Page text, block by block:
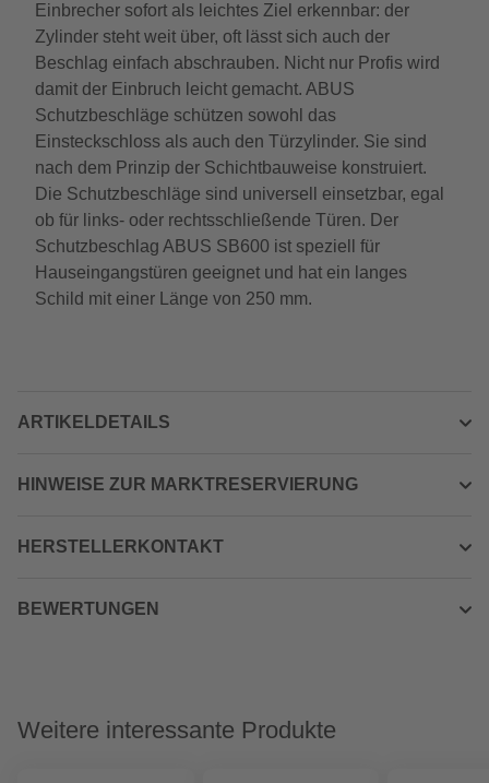
Einbrecher sofort als leichtes Ziel erkennbar: der
Zylinder steht weit über, oft lässt sich auch der
Beschlag einfach abschrauben. Nicht nur Profis wird
damit der Einbruch leicht gemacht. ABUS
Schutzbeschläge schützen sowohl das
Einsteckschloss als auch den Türzylinder. Sie sind
nach dem Prinzip der Schichtbauweise konstruiert.
Die Schutzbeschläge sind universell einsetzbar, egal
ob für links- oder rechtsschließende Türen. Der
Schutzbeschlag ABUS SB600 ist speziell für
Hauseingangstüren geeignet und hat ein langes
Schild mit einer Länge von 250 mm.
ARTIKELDETAILS
HINWEISE ZUR MARKTRESERVIERUNG
HERSTELLERKONTAKT
BEWERTUNGEN
Weitere interessante Produkte